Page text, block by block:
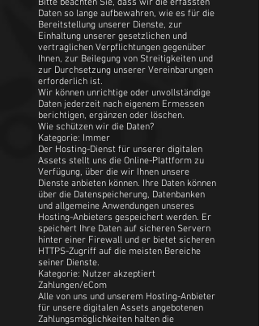
Bitte beachten Sie, dass wir die erfassten
Daten so lange aufbewahren, wie es für die
Bereitstellung unserer Dienste, zur
Einhaltung unserer gesetzlichen und
vertraglichen Verpflichtungen gegenüber
Ihnen, zur Beilegung von Streitigkeiten und
zur Durchsetzung unserer Vereinbarungen
erforderlich ist.
Wir können unrichtige oder unvollständige
Daten jederzeit nach eigenem Ermessen
berichtigen, ergänzen oder löschen.
Wie schützen wir die Daten?
Kategorie: Immer
Der Hosting-Dienst für unserer digitalen
Assets stellt uns die Online-Plattform zu
Verfügung, über die wir Ihnen unsere
Dienste anbieten können. Ihre Daten können
über die Datenspeicherung, Datenbanken
und allgemeine Anwendungen unseres
Hosting-Anbieters gespeichert werden. Er
speichert Ihre Daten auf sicheren Servern
hinter einer Firewall und er bietet sicheren
HTTPS-Zugriff auf die meisten Bereiche
seiner Dienste.
Kategorie: Nutzer akzeptiert
Zahlungen/eCom
Alle von uns und unserem Hosting-Anbieter
für unsere digitalen Assets angebotenen
Zahlungsmöglichkeiten halten die